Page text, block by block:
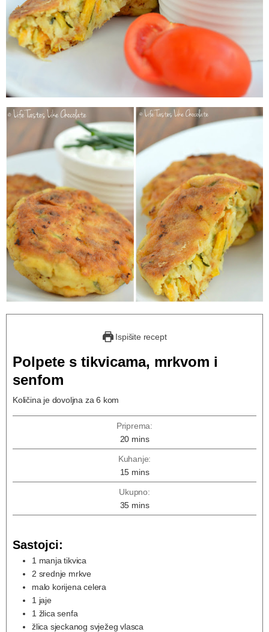
Ispišite recept
Polpete s tikvicama, mrkvom i
senfom
Količina je dovoljna za 6 kom
Priprema:
20 mins
Kuhanje:
15 mins
Ukupno:
35 mins
Sastojci:
1 manja tikvica
2 srednje mrkve
malo korijena celera
1 jaje
1 žlica senfa
žlica sjeckanog svježeg vlasca